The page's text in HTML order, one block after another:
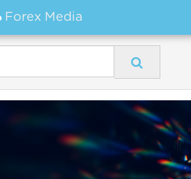
Forex Media